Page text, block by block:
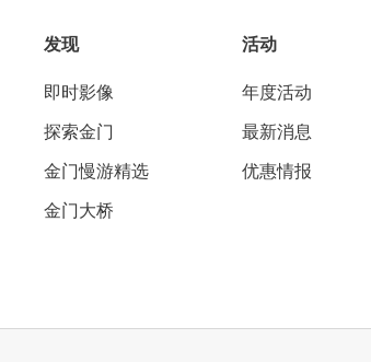
发现
即时影像
探索金门
金门慢游精选
金门大桥
活动
年度活动
最新消息
优惠情报